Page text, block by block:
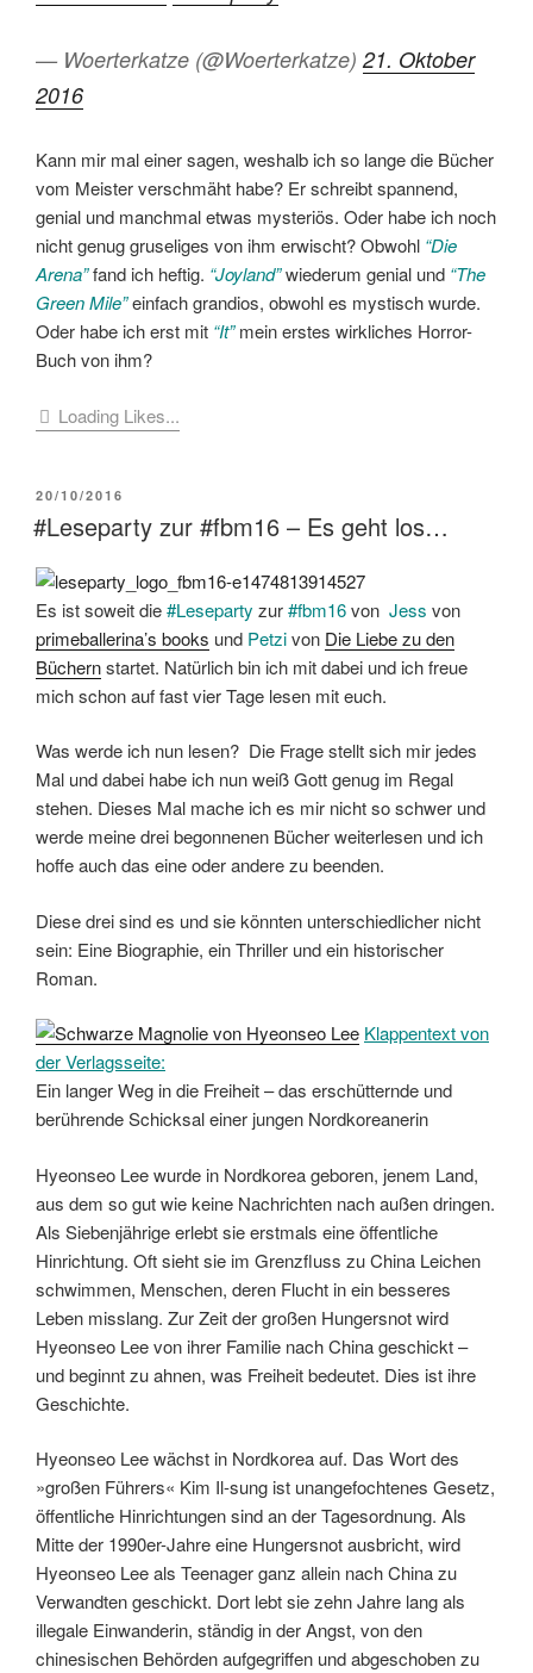
— Woerterkatze (@Woerterkatze)21. Oktober
2016
Kann mir mal einer sagen, weshalb ich so lange die Bücher
vom Meister verschmäht habe? Er schreibt spannend,
genial und manchmal etwas mysteriös. Oder habe ich noch
nicht genug gruseliges von ihm erwischt? Obwohl “Die
Arena”fand ich heftig. “Joyland”wiederum genial und “The
Green Mile”einfach grandios, obwohl es mystisch wurde.
Oder habe ich erst mit “It”mein erstes wirkliches Horror-
Buch von ihm?
Loading Likes...
VERÖFFENTLICHT
AM
20/10/2016
#Leseparty zur #fbm16 – Es geht los…
Es ist soweit die#Leseparty zur#fbm16von Jess von
primeballerina’s books und Petzivon Die Liebe zu den
Büchernstartet. Natürlich bin ich mit dabei und ich freue
mich schon auf fast vier Tage lesen mit euch.
Was werde ich nun lesen? Die Frage stellt sich mir jedes
Mal und dabei habe ich nun weiß Gott genug im Regal
stehen. Dieses Mal mache ich es mir nicht so schwer und
werde meine drei begonnenen Bücher weiterlesen und ich
hoffe auch das eine oder andere zu beenden.
Diese drei sind es und sie könnten unterschiedlicher nicht
sein: Eine Biographie, ein Thriller und ein historischer
Roman.
Klappentext von
der Verlagsseite:
Ein langer Weg in die Freiheit – das erschütternde und
berührende Schicksal einer jungen Nordkoreanerin
Hyeonseo Lee wurde in Nordkorea geboren, jenem Land,
aus dem so gut wie keine Nachrichten nach außen dringen.
Als Siebenjährige erlebt sie erstmals eine öffentliche
Hinrichtung. Oft sieht sie im Grenzfluss zu China Leichen
schwimmen, Menschen, deren Flucht in ein besseres
Leben misslang. Zur Zeit der großen Hungersnot wird
Hyeonseo Lee von ihrer Familie nach China geschickt –
und beginnt zu ahnen, was Freiheit bedeutet. Dies ist ihre
Geschichte.
Hyeonseo Lee wächst in Nordkorea auf. Das Wort des
»großen Führers« Kim Il-sung ist unangefochtenes Gesetz,
öffentliche Hinrichtungen sind an der Tagesordnung. Als
Mitte der 1990er-Jahre eine Hungersnot ausbricht, wird
Hyeonseo Lee als Teenager ganz allein nach China zu
Verwandten geschickt. Dort lebt sie zehn Jahre lang als
illegale Einwanderin, ständig in der Angst, von den
chinesischen Behörden aufgegriffen und abgeschoben zu